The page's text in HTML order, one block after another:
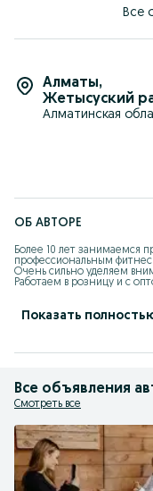
Все
Алматы,
Жетысуский
Алматинская
ОБ АВТОРЕ
Более 10 лет занимаемся
профессиональным
Очень сильно уделяем
Работаем в розницу и с
Казахстан), "Kayalar
Показать
Все объявления
Смотреть все